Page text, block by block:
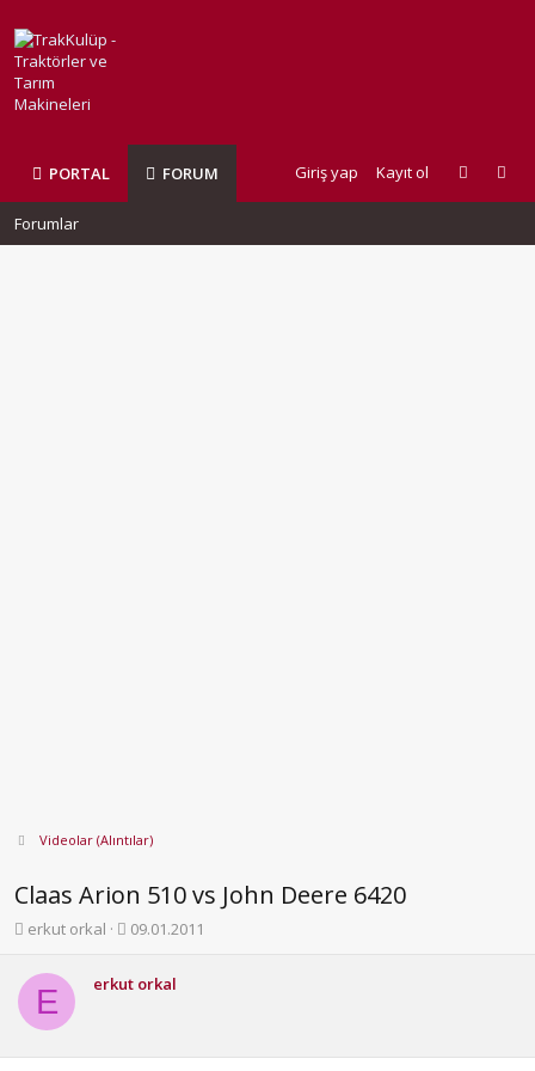
PORTAL FORUM Giriş yap Kayıt ol
Forumlar
Videolar (Alıntılar)
Claas Arion 510 vs John Deere 6420
K
n
y
u
erkut orkal
B
l
g
09.01.2011
E erkut orkal